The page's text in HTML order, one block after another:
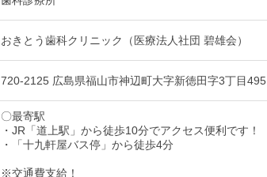
おきとう歯科クリニック（医療法人社団 碧雄会）
720-2125 広島県福山市神辺町大字新徳田字3丁目495
〇最寄駅
・JR「道上駅」から徒歩10分でアクセス便利です！
・「十九軒屋バス停」から徒歩4分
※交通費支給！